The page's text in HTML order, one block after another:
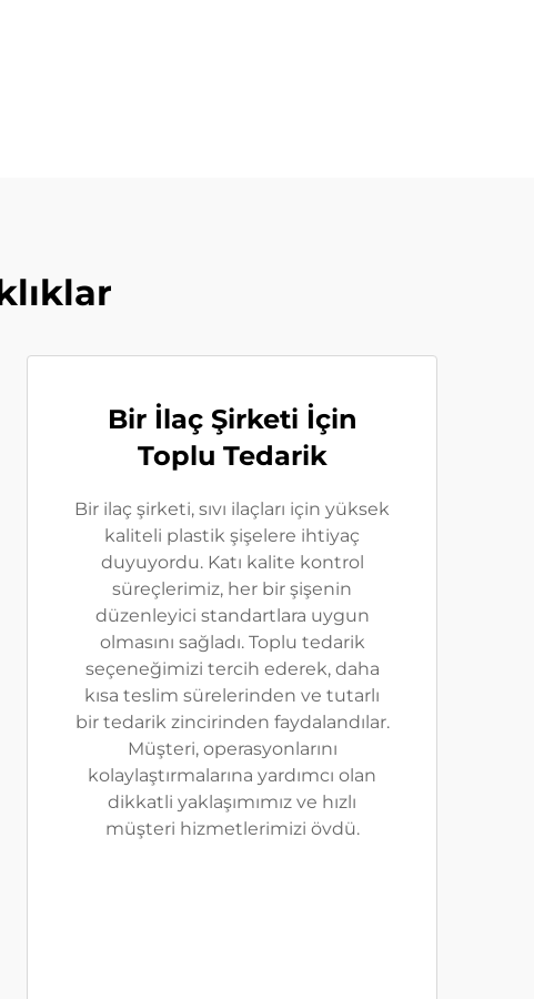
Bir İlaç Şirketi İçin
Toplu Tedarik
Bir ilaç şirketi, sıvı ilaçları için yüksek
kaliteli plastik şişelere ihtiyaç
duyuyordu. Katı kalite kontrol
süreçlerimiz, her bir şişenin
düzenleyici standartlara uygun
olmasını sağladı. Toplu tedarik
seçeneğimizi tercih ederek, daha
kısa teslim sürelerinden ve tutarlı
bir tedarik zincirinden faydalandılar.
Müşteri, operasyonlarını
kolaylaştırmalarına yardımcı olan
dikkatli yaklaşımımız ve hızlı
müşteri hizmetlerimizi övdü.